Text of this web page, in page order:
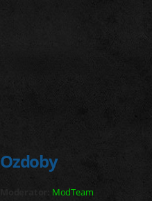
Ozdoby
Moderator: ModTeam